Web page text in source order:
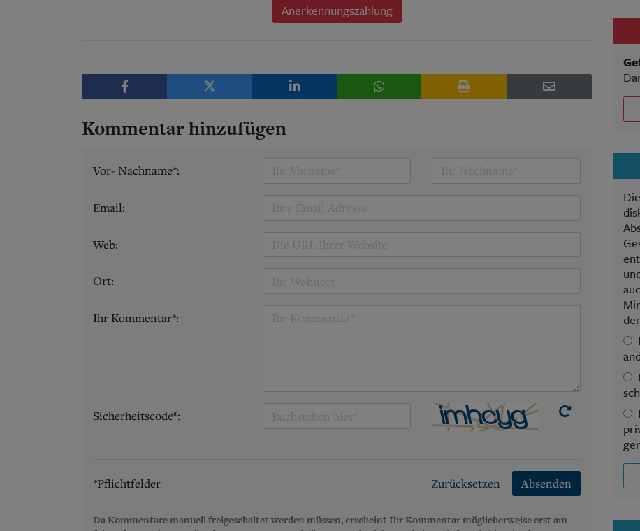
Anerkennungszahlung
Kommentar hinzufügen
Vor- Nachname*:
Email:
Web:
Ort:
Ihr Kommentar*:
Sicherheitscode*:
*Pflichtfelder Zurücksetzen Absenden
Da Kommentare manuell freigeschaltet werden müssen, erscheint Ihr Kommentar möglicherweise erst am